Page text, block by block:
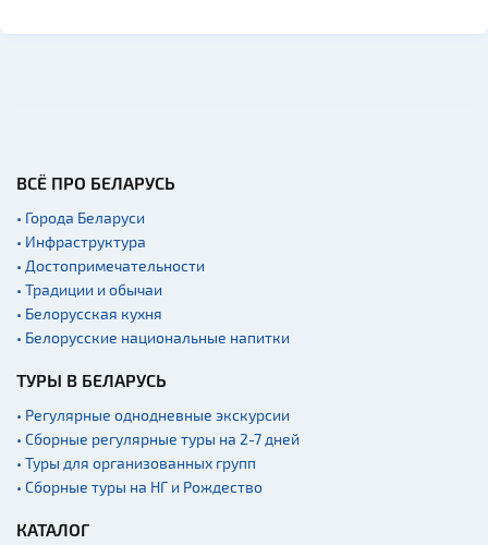
ВСЁ ПРО БЕЛАРУСЬ
• Города Беларуси
• Инфраструктура
• Достопримечательности
• Традиции и обычаи
• Белорусская кухня
• Белорусские национальные напитки
ТУРЫ В БЕЛАРУСЬ
• Регулярные однодневные экскурсии
• Сборные регулярные туры на 2-7 дней
• Туры для организованных групп
• Сборные туры на НГ и Рождество
КАТАЛОГ